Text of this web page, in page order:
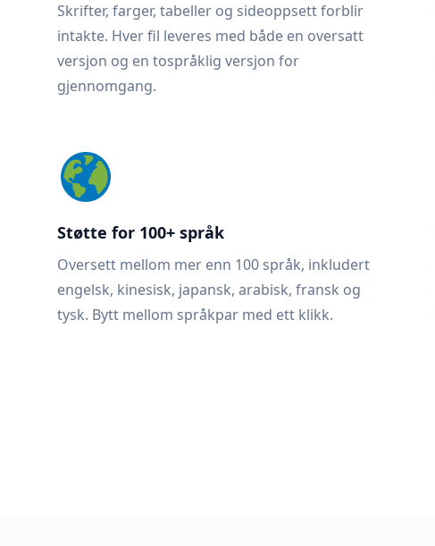
Skrifter, farger, tabeller og sideoppsett forblir
intakte. Hver fil leveres med både en oversatt
versjon og en tospråklig versjon for
gjennomgang.
Støtte for 100+ språk
Oversett mellom mer enn 100 språk, inkludert
engelsk, kinesisk, japansk, arabisk, fransk og
tysk. Bytt mellom språkpar med ett klikk.